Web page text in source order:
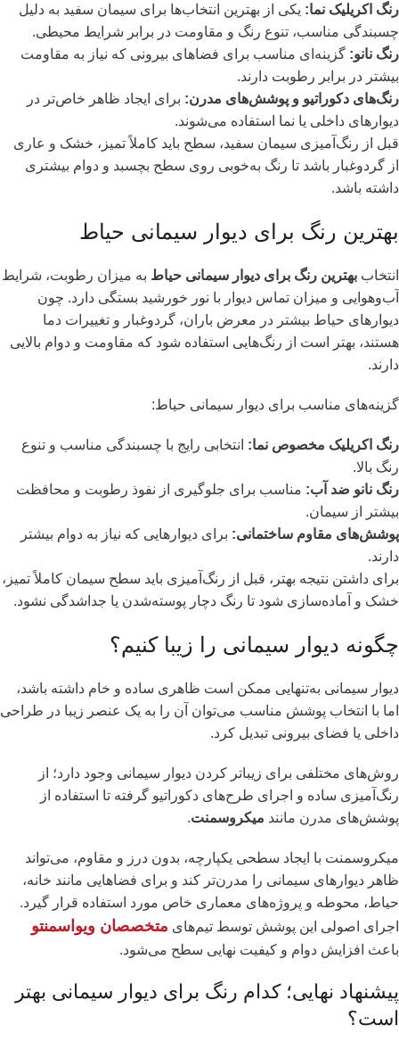
رنگ اکریلیک نما: یکی از بهترین انتخاب‌ها برای سیمان سفید به دلیل
چسبندگی مناسب، تنوع رنگ و مقاومت در برابر شرایط محیطی.
رنگ نانو: گزینه‌ای مناسب برای فضاهای بیرونی که نیاز به مقاومت
بیشتر در برابر رطوبت دارند.
رنگ‌های دکوراتیو و پوشش‌های مدرن: برای ایجاد ظاهر خاص‌تر در
دیوارهای داخلی یا نما استفاده می‌شوند.
قبل از رنگ‌آمیزی سیمان سفید، سطح باید کاملاً تمیز، خشک و عاری
از گردوغبار باشد تا رنگ به‌خوبی روی سطح بچسبد و دوام بیشتری
داشته باشد.
بهترین رنگ برای دیوار سیمانی حیاط
انتخاب بهترین رنگ برای دیوار سیمانی حیاط به میزان رطوبت، شرایط
آب‌وهوایی و میزان تماس دیوار با نور خورشید بستگی دارد. چون
دیوارهای حیاط بیشتر در معرض باران، گردوغبار و تغییرات دما
هستند، بهتر است از رنگ‌هایی استفاده شود که مقاومت و دوام بالایی
دارند.
گزینه‌های مناسب برای دیوار سیمانی حیاط:
رنگ اکریلیک مخصوص نما: انتخابی رایج با چسبندگی مناسب و تنوع
رنگ بالا.
رنگ نانو ضد آب: مناسب برای جلوگیری از نفوذ رطوبت و محافظت
بیشتر از سیمان.
پوشش‌های مقاوم ساختمانی: برای دیوارهایی که نیاز به دوام بیشتر
دارند.
برای داشتن نتیجه بهتر، قبل از رنگ‌آمیزی باید سطح سیمان کاملاً تمیز،
خشک و آماده‌سازی شود تا رنگ دچار پوسته‌شدن یا جداشدگی نشود.
چگونه دیوار سیمانی را زیبا کنیم؟
دیوار سیمانی به‌تنهایی ممکن است ظاهری ساده و خام داشته باشد،
اما با انتخاب پوشش مناسب می‌توان آن را به یک عنصر زیبا در طراحی
داخلی یا فضای بیرونی تبدیل کرد.
روش‌های مختلفی برای زیباتر کردن دیوار سیمانی وجود دارد؛ از
رنگ‌آمیزی ساده و اجرای طرح‌های دکوراتیو گرفته تا استفاده از
پوشش‌های مدرن مانند میکروسمنت.
میکروسمنت با ایجاد سطحی یکپارچه، بدون درز و مقاوم، می‌تواند
ظاهر دیوارهای سیمانی را مدرن‌تر کند و برای فضاهایی مانند خانه،
حیاط، محوطه و پروژه‌های معماری خاص مورد استفاده قرار گیرد.
اجرای اصولی این پوشش توسط تیم‌های متخصصان ویواسمنتو
باعث افزایش دوام و کیفیت نهایی سطح می‌شود.
پیشنهاد نهایی؛ کدام رنگ برای دیوار سیمانی بهتر
است؟